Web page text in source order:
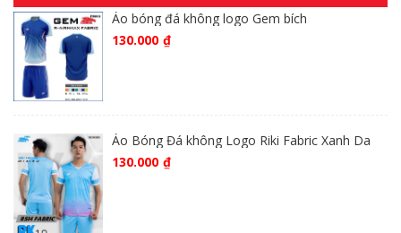
Áo bóng đá không logo Gem bích
130.000 ₫
Áo Bóng Đá không Logo Riki Fabric Xanh Da
130.000 ₫